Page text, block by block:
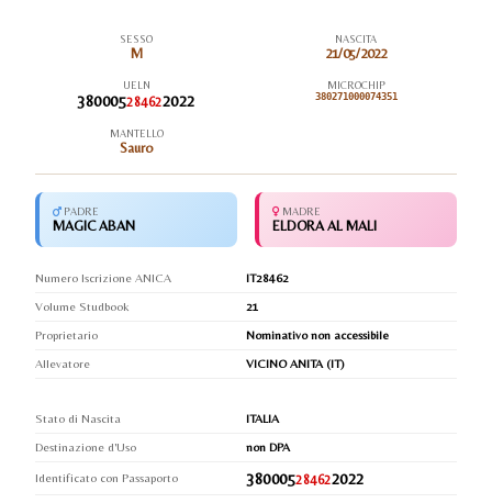
SESSO
M
NASCITA
21/05/2022
UELN
380005284622022
MICROCHIP
380271000074351
MANTELLO
Sauro
PADRE
MAGIC ABAN
MADRE
ELDORA AL MALI
Numero Iscrizione ANICA
IT28462
Volume Studbook
21
Proprietario
Nominativo non accessibile
Allevatore
VICINO ANITA (IT)
Stato di Nascita
ITALIA
Destinazione d'Uso
non DPA
Identificato con Passaporto 380005284622022